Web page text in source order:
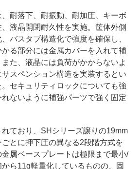
耐落下、耐振動、耐加圧、キーボ
液晶開閉耐久性を実施。筐体外側
バスタブ構造化で強度を確保し、
る部分には金属カバーを入れて補
た、液晶には負荷がかからないよ
スペンション構造を実装するとい
セキュリティロックについても強
れないように補強パーツで強く固定
ており、SHシリーズ譲りの19mm
とに押下圧の異なる2段階方式を
属ベースプレートは極限まで最小/
ら11g軽量化しているものの、固